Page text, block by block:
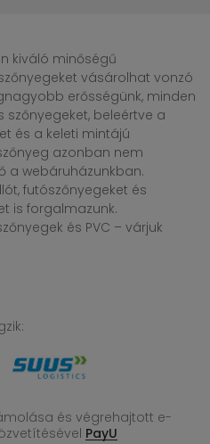
kiváló minőségű
vásárolhat vonzó
erősségünk, minden
beleértve a
és a keleti mintájú
azonban nem
a webáruházunkban.
futószőnyegeket és
is forgalmazunk.
és PVC – várjuk
és végrehajtott e-
PayU